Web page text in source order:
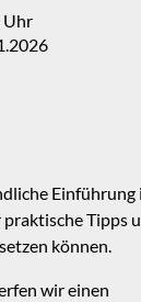
Uhr
Einführung
Tipps
können.
wir einen